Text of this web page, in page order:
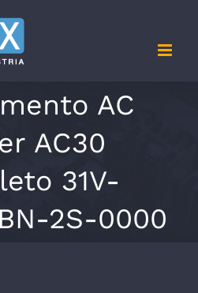
AC
AC30
31V-
2S-0000